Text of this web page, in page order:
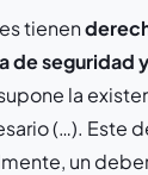
tienen
de seguridad
la
(…). Este
un